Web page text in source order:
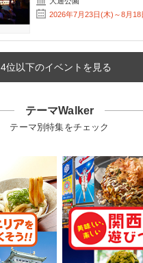
2026年7月23日(木)～8月18
4位以下のイベントを見る
テーマWalker
テーマ別特集をチェック